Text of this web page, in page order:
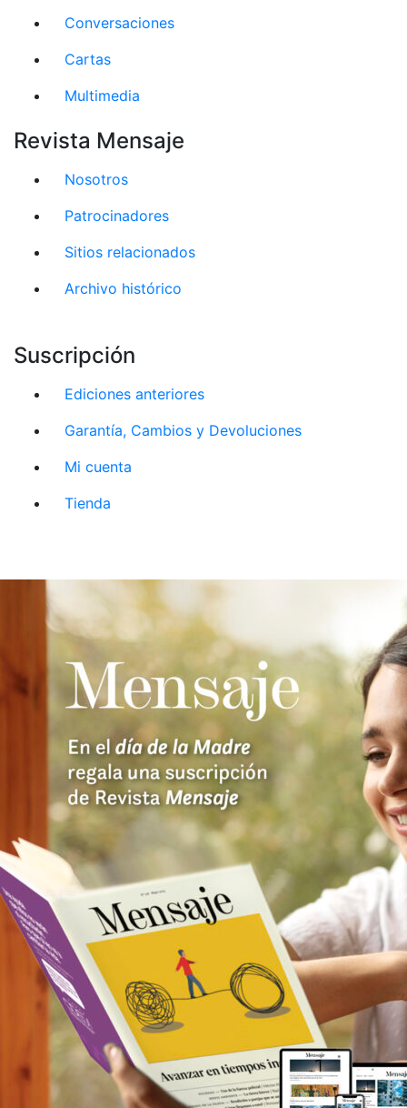
Conversaciones
Cartas
Multimedia
Revista Mensaje
Nosotros
Patrocinadores
Sitios relacionados
Archivo histórico
Suscripción
Ediciones anteriores
Garantía, Cambios y Devoluciones
Mi cuenta
Tienda